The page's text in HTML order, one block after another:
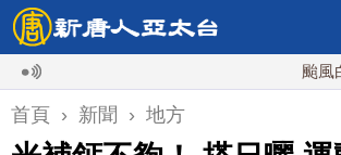
颱風白海
首頁 › 新聞 › 地方